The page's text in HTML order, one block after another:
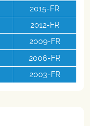
2015-FR
2012-FR
2009-FR
2006-FR
2003-FR